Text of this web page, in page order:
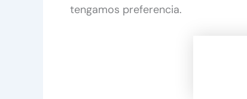
tengamos preferencia.